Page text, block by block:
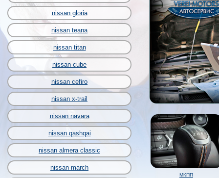
nissan gloria
nissan teana
nissan titan
nissan cube
nissan cefiro
nissan x-trail
nissan navara
nissan qashqai
nissan almera classic
nissan march
МКПП